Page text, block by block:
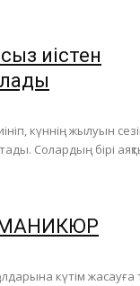
иістен
күннің жылуын
Солардың бірі
МАНИКЮР
күтім жасауға